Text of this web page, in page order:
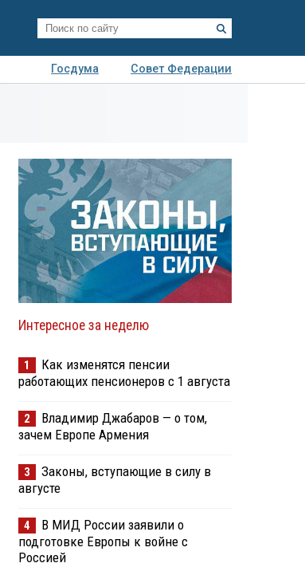
Госдума
Совет Федерации
Интересное за неделю
1
Как изменятся пенсии
работающих пенсионеров с 1 августа
2
Владимир Джабаров — о том,
зачем Европе Армения
3
Законы, вступающие в силу в
августе
4
В МИД России заявили о
подготовке Европы к войне с
Россией